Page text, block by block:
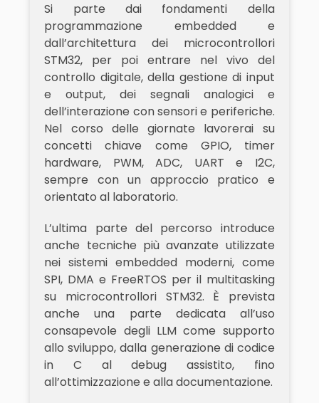
Si parte dai fondamenti della
programmazione embedded e
dall’architettura dei microcontrollori
STM32, per poi entrare nel vivo del
controllo digitale, della gestione di input
e output, dei segnali analogici e
dell’interazione con sensori e periferiche.
Nel corso delle giornate lavorerai su
concetti chiave come GPIO, timer
hardware, PWM, ADC, UART e I2C,
sempre con un approccio pratico e
orientato al laboratorio.
L’ultima parte del percorso introduce
anche tecniche più avanzate utilizzate
nei sistemi embedded moderni, come
SPI, DMA e FreeRTOS per il multitasking
su microcontrollori STM32. È prevista
anche una parte dedicata all’uso
consapevole degli LLM come supporto
allo sviluppo, dalla generazione di codice
in C al debug assistito, fino
all’ottimizzazione e alla documentazione.